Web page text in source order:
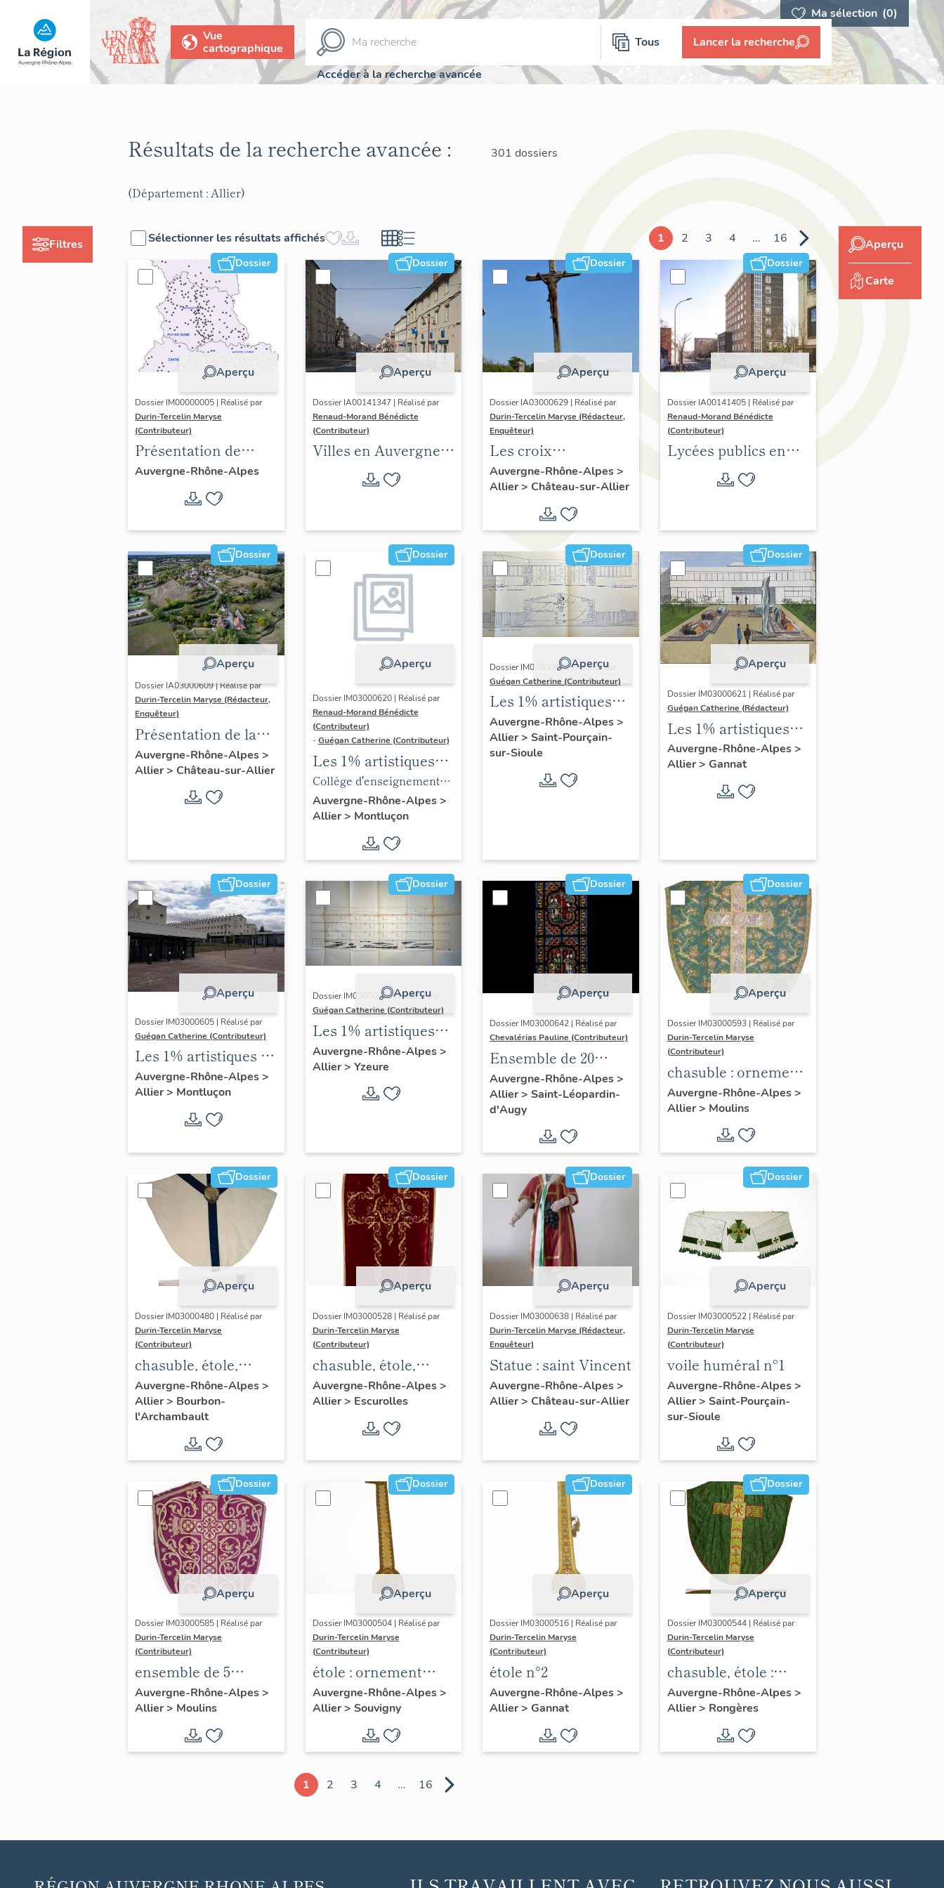
Ma sélection (0)
Vue
cartographique
Tous Lancer la recherche
Accéder à la recherche avancée
Filtres
Résultats de la recherche avancée : 301 dossiers
(Département : Allier)
Sélectionner les résultats affichés 1 2 3 4 ... 16
Dossier
Aperçu
Dossier IM00000005 | Réalisé par
Durin-Tercelin Maryse
(Contributeur)
Présentation de
l’opération tissus et
ornements
liturgiques en
Auvergne
Auvergne-Rhône-Alpes
Dossier
Aperçu
Dossier IA00141347 | Réalisé par
Renaud-Morand Bénédicte
(Contributeur)
Villes en Auvergne :
les formes urbaines
Dossier
Aperçu
Dossier IA03000629 | Réalisé par
Durin-Tercelin Maryse (Rédacteur,
Enquêteur)
Les croix
monumentales de la
commune de
Château-sur-Allier
Auvergne-Rhône-Alpes>
Allier> Château-sur-Allier
Dossier
Aperçu
Dossier IA00141405 | Réalisé par
Renaud-Morand Bénédicte
(Contributeur)
Lycées publics en
espace urbain (1802-
Dossier
Aperçu
Dossier IA03000609 | Réalisé par
Durin-Tercelin Maryse (Rédacteur,
Enquêteur)
Présentation de la
commune de
Château-sur-Allier
Auvergne-Rhône-Alpes>
Allier> Château-sur-Allier
Dossier
Aperçu
Dossier IM03000620 | Réalisé par
Renaud-Morand Bénédicte
(Contributeur)
-Guégan Catherine (Contributeur)
Les 1% artistiques
du lycée Maurice-
Guyot
Collège d'enseignement
technique, puis lycée
d'enseignement
professionnel de Nerdre,
puis lycée professionnel
Maurice-Guyot,
actuellement immeuble à
logements, boutiques,
ateliers et école
Auvergne-Rhône-Alpes>
Allier> Montluçon
Dossier
Aperçu
Dossier IM03000622 | Réalisé par
Guégan Catherine (Contributeur)
Les 1% artistiques
du lycée Blaise-de-
Vigenère
Auvergne-Rhône-Alpes>
Allier> Saint-Pourçain-
sur-Sioule
Dossier
Aperçu
Dossier IM03000621 | Réalisé par
Guégan Catherine (Rédacteur)
Les 1% artistiques
du lycée Gustave-
Eiffel
Auvergne-Rhône-Alpes>
Allier> Gannat
Dossier
Aperçu
Dossier IM03000605 | Réalisé par
Guégan Catherine (Contributeur)
Les 1% artistiques de
l'école nationale
professionnelle de
Montluçon, actuel
lycée Paul-Constans
Auvergne-Rhône-Alpes>
Allier> Montluçon
Dossier
Aperçu
Dossier IM03000626 | Réalisé par
Guégan Catherine (Contributeur)
Les 1% artistiques
du lycée Jean-
Monnet d'Yzeure
Auvergne-Rhône-Alpes>
Allier> Yzeure
Dossier
Aperçu
Dossier IM03000642 | Réalisé par
Chevalérias Pauline (Contributeur)
Ensemble de 20
verrières
Auvergne-Rhône-Alpes>
Allier> Saint-Léopardin-
d'Augy
Dossier
Aperçu
Dossier IM03000593 | Réalisé par
Durin-Tercelin Maryse
(Contributeur)
chasuble : ornement
vert n°1
Auvergne-Rhône-Alpes>
Allier> Moulins
Dossier
Aperçu
Dossier IM03000480 | Réalisé par
Durin-Tercelin Maryse
(Contributeur)
chasuble, étole,
ornement blanc n°2
Auvergne-Rhône-Alpes>
Allier> Bourbon-
l'Archambault
Dossier
Aperçu
Dossier IM03000528 | Réalisé par
Durin-Tercelin Maryse
(Contributeur)
chasuble, étole,
manipule, voile de
calice, bourse de
corporal : ornement
Auvergne-Rhône-Alpes>
Allier> Escurolles
Dossier
Aperçu
Dossier IM03000638 | Réalisé par
Durin-Tercelin Maryse (Rédacteur,
Enquêteur)
Statue : saint Vincent
Auvergne-Rhône-Alpes>
Allier> Château-sur-Allier
Dossier
Aperçu
Dossier IM03000522 | Réalisé par
Durin-Tercelin Maryse
(Contributeur)
voile huméral n°1
Auvergne-Rhône-Alpes>
Allier> Saint-Pourçain-
sur-Sioule
Dossier
Aperçu
Dossier IM03000585 | Réalisé par
Durin-Tercelin Maryse
(Contributeur)
ensemble de 5
chapes (non
étudiées), de 15
chasubles, 17
dalmatiques et les
Auvergne-Rhône-Alpes>
Allier> Moulins
Dossier
Aperçu
Dossier IM03000504 | Réalisé par
Durin-Tercelin Maryse
(Contributeur)
étole : ornement
blanc
Auvergne-Rhône-Alpes>
Allier> Souvigny
Dossier
Aperçu
Dossier IM03000516 | Réalisé par
Durin-Tercelin Maryse
(Contributeur)
étole n°2
Auvergne-Rhône-Alpes>
Allier> Gannat
Dossier
Aperçu
Dossier IM03000544 | Réalisé par
Durin-Tercelin Maryse
(Contributeur)
chasuble, étole :
ornement vert
Auvergne-Rhône-Alpes>
Allier> Rongères
1 2 3 4 ... 16
Aperçu
Carte